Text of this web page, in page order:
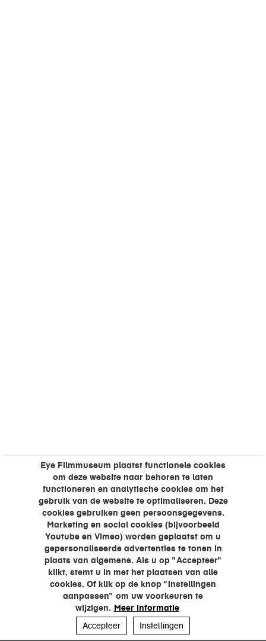
Eye Filmmuseum plaatst functionele cookies
om deze website naar behoren te laten
functioneren en analytische cookies om het
gebruik van de website te optimaliseren. Deze
cookies gebruiken geen persoonsgegevens.
Marketing en social cookies (bijvoorbeeld
Youtube en Vimeo) worden geplaatst om u
gepersonaliseerde advertenties te tonen in
plaats van algemene. Als u op "Accepteer"
klikt, stemt u in met het plaatsen van alle
cookies. Of klik op de knop "Instellingen
aanpassen" om uw voorkeuren te
wijzigen. Meer informatie
Accepteer
Instellingen